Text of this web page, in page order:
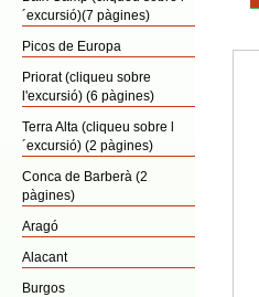
´excursió)(7 pàgines)
Picos de Europa
Priorat (cliqueu sobre
l'excursió) (6 pàgines)
Terra Alta (cliqueu sobre l
´excursió) (2 pàgines)
Conca de Barberà (2
pàgines)
Aragó
Alacant
Burgos